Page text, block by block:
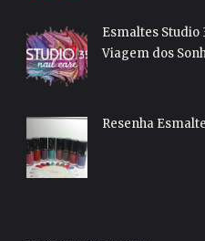
Esmaltes Studio
Viagem dos
Resenha